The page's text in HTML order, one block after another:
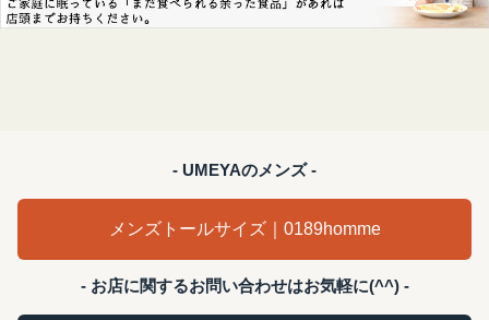
- UMEYAのメンズ -
メンズトールサイズ｜0189homme
- お店に関するお問い合わせはお気軽に(^^) -